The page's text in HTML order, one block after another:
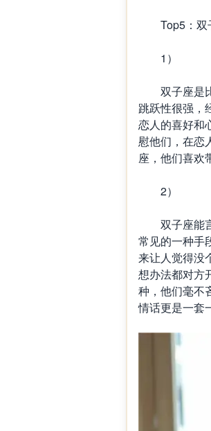
Top5：双
1）
双子座是比
跳跃性很强，
恋人的喜好和
慰他们，在恋
座，他们喜欢
2）
双子座能言
常见的一种手
来让人觉得没
想办法都对方
种，他们毫不
情话更是一套